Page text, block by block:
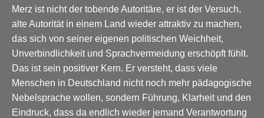
Merz ist nicht der tobende Autoritäre, er ist der Versuch,
alte Autorität in einem Land wieder attraktiv zu machen,
das sich von seiner eigenen politischen Weichheit,
Unverbindlichkeit und Sprachvermeidung erschöpft fühlt.
Das ist sein positiver Kern. Er versteht, dass viele
Menschen in Deutschland nicht noch mehr pädagogische
Nebelsprache wollen, sondern Führung, Klarheit und den
Eindruck, dass da endlich wieder jemand Verantwortung